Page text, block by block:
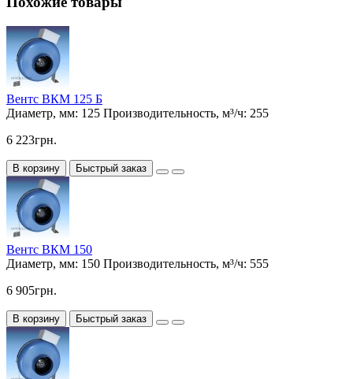
Вентс ВКМ 125 Б
Диаметр, мм: 125 Производительность, м³/ч: 255
6 223грн.
В корзину Быстрый заказ
Вентс ВКМ 150
Диаметр, мм: 150 Производительность, м³/ч: 555
6 905грн.
В корзину Быстрый заказ